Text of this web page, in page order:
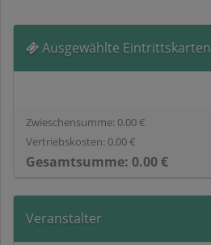
Ausgewählte Eintrittskarten
Zwieschensumme: 0.00€
Vertriebskosten: 0.00€
Gesamtsumme: 0.00€
Veranstalter